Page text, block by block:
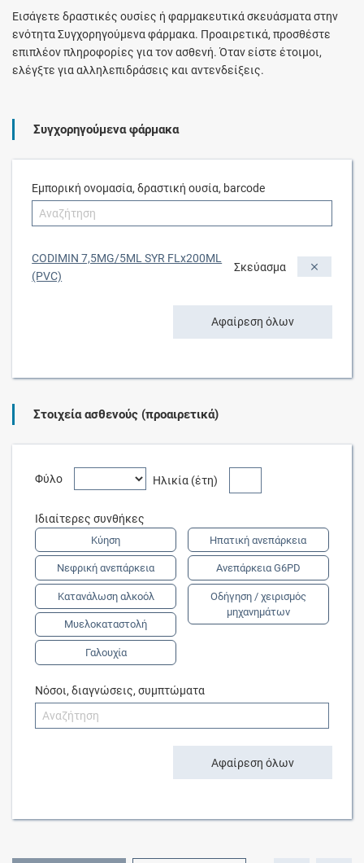
Εισάγετε δραστικές ουσίες ή φαρμακευτικά σκευάσματα στην
ενότητα Συγχορηγούμενα φάρμακα. Προαιρετικά, προσθέστε
επιπλέον πληροφορίες για τον ασθενή. Όταν είστε έτοιμοι,
ελέγξτε για αλληλεπιδράσεις και αντενδείξεις.
Συγχορηγούμενα φάρμακα
Εμπορική ονομασία, δραστική ουσία, barcode
CODIMIN 7,5MG/5ML SYR FLx200ML
(PVC)
Σκεύασμα
Αφαίρεση όλων
Στοιχεία ασθενούς (προαιρετικά)
Φύλο Ηλικία (έτη)
Ιδιαίτερες συνθήκες
Κύηση
Νεφρική ανεπάρκεια
Κατανάλωση αλκοόλ
Μυελοκαταστολή
Γαλουχία
Ηπατική ανεπάρκεια
Ανεπάρκεια G6PD
Οδήγηση / χειρισμός
μηχανημάτων
Νόσοι, διαγνώσεις, συμπτώματα
Αφαίρεση όλων